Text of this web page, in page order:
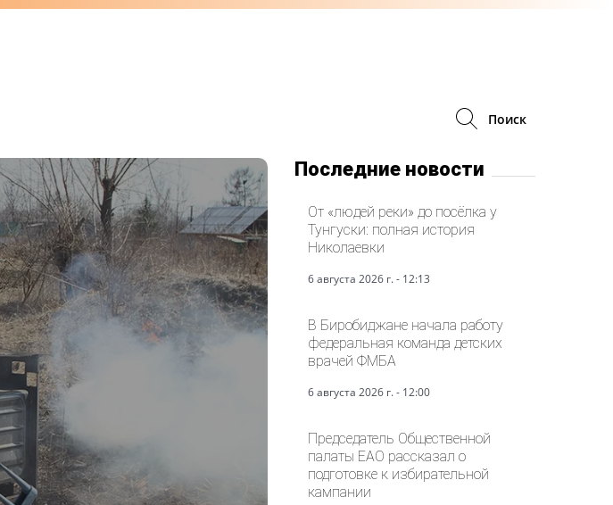
Поиск
Последние новости
От «людей реки» до посёлка у
Тунгуски: полная история
Николаевки
6 августа 2026 г. - 12:13
В Биробиджане начала работу
федеральная команда детских
врачей ФМБА
6 августа 2026 г. - 12:00
Председатель Общественной
палаты ЕАО рассказал о
подготовке к избирательной
кампании